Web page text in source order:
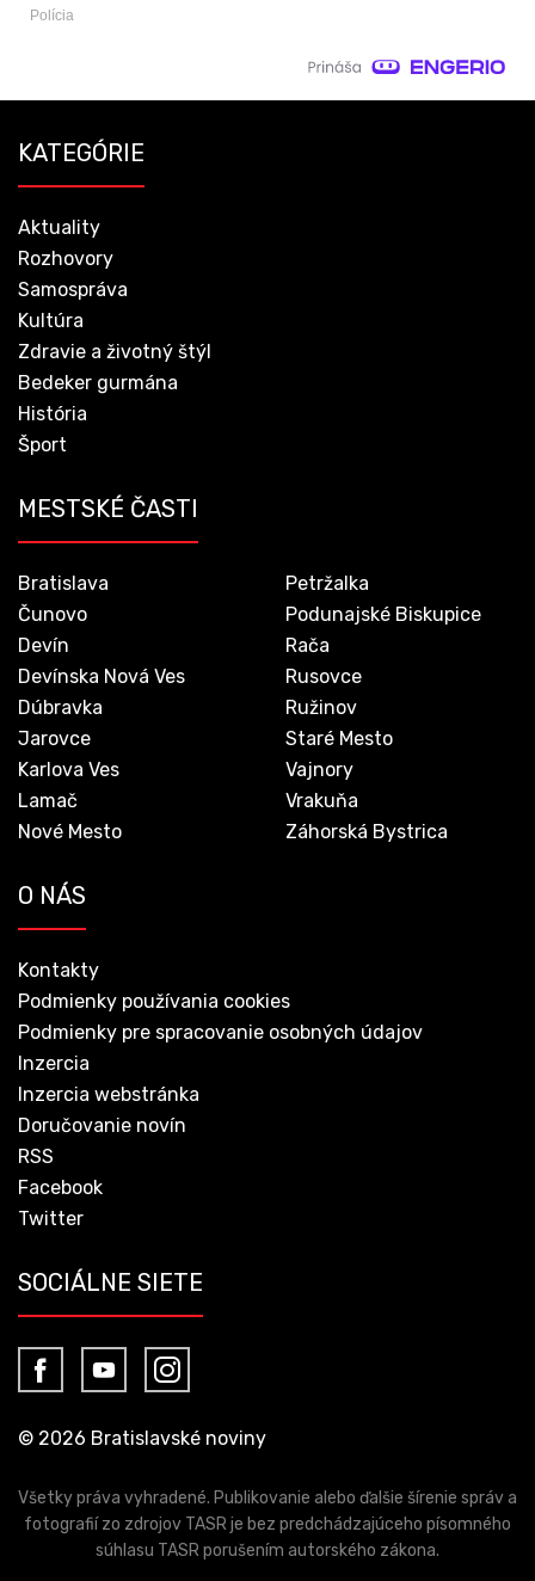
Polícia
KATEGÓRIE
Aktuality
Rozhovory
Samospráva
Kultúra
Zdravie a životný štýl
Bedeker gurmána
História
Šport
MESTSKÉ ČASTI
Bratislava
Čunovo
Devín
Devínska Nová Ves
Dúbravka
Jarovce
Karlova Ves
Lamač
Nové Mesto
Petržalka
Podunajské Biskupice
Rača
Rusovce
Ružinov
Staré Mesto
Vajnory
Vrakuňa
Záhorská Bystrica
O NÁS
Kontakty
Podmienky používania cookies
Podmienky pre spracovanie osobných údajov
Inzercia
Inzercia webstránka
Doručovanie novín
RSS
Facebook
Twitter
SOCIÁLNE SIETE
© 2026 Bratislavské noviny
Všetky práva vyhradené. Publikovanie alebo ďalšie šírenie správ a
fotografií zo zdrojov TASR je bez predchádzajúceho písomného
súhlasu TASR porušením autorského zákona.